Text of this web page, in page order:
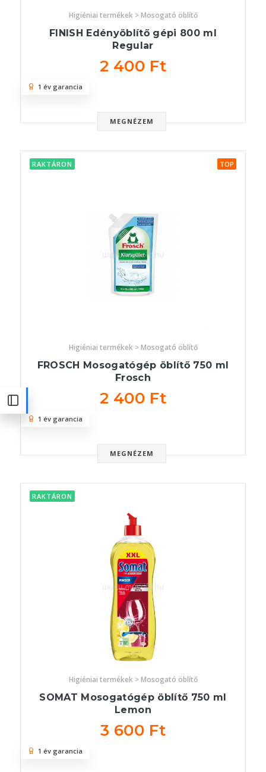
Higiéniai termékek > Mosogató öblítő
FINISH Edényöblítő gépi 800 ml
Regular
2 400 Ft
MEGNÉZEM
1 év garancia
RAKTÁRON TOP
Higiéniai termékek > Mosogató öblítő
FROSCH Mosogatógép öblítő 750 ml
Frosch
2 400 Ft
MEGNÉZEM
1 év garancia
RAKTÁRON
Higiéniai termékek > Mosogató öblítő
SOMAT Mosogatógép öblítő 750 ml
Lemon
3 600 Ft
1 év garancia